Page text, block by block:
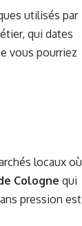
utilisés par
qui dates
vous pourriez
locaux où
Cologne qui
pression est